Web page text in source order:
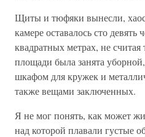
Щиты и тюфяки вынесли,
камере оставалось сто девять
квадратных метрах, не считая
площади была занята
шкафом для кружек и
также вещами заключенных.
Я не мог понять, как может
над которой плавали густые